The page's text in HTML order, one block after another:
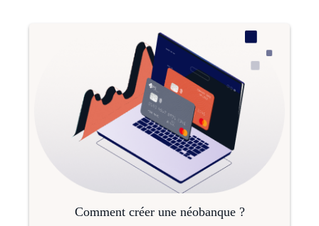
Comment créer une néobanque ?